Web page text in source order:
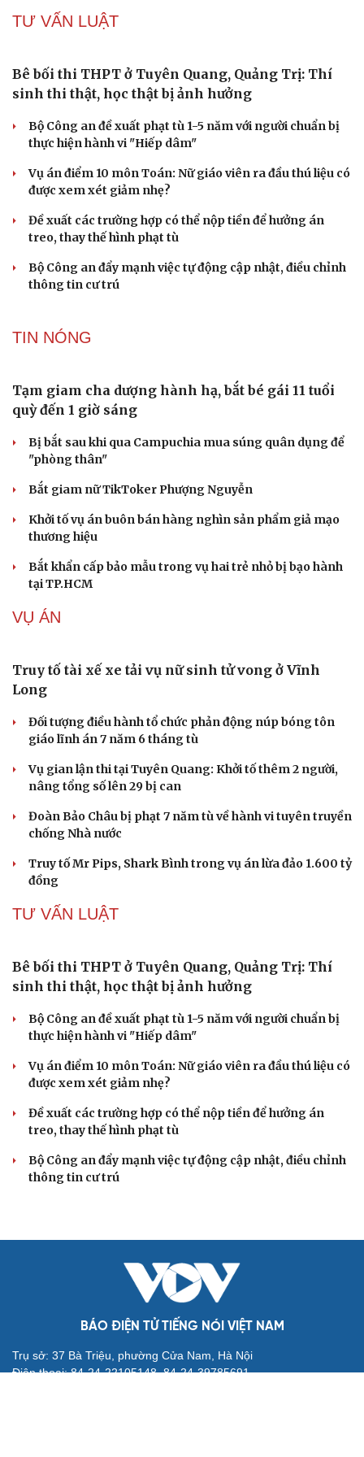
Cải chính
Hàng chục điểm sạt lở trên tỉnh lộ 543D ở Nghệ An do
mưa lớn
tại tuyến xã
Nọi, Nậm Lầu
Tìm kiếm 3 nữ du khách mất tích khi đang chụp ảnh tại
bán đảo Sơn Trà, Đà Nẵng
Bê bối thi THPT ở Tuyên Quang, Quảng Trị: Thí
sinh thi thật, học thật bị ảnh hưởng
Bộ Công an đề xuất phạt tù 1-5 năm với người chuẩn bị
thực hiện hành vi "Hiếp dâm"
Vụ án điểm 10 môn Toán: Nữ giáo viên ra đầu thú liệu có
được xem xét giảm nhẹ?
Đề xuất các trường hợp có thể nộp tiền để hưởng án
treo, thay thế hình phạt tù
Bộ Công an đẩy mạnh việc tự động cập nhật, điều chỉnh
TIN NÓNG
Tạm giam cha dượng hành hạ, bắt bé gái 11 tuổi
Bị bắt sau khi qua Campuchia mua súng quân dụng để
"phòng thân"
Bắt giam nữ TikToker Phượng Nguyễn
thương hiệu
tại TP.HCM
Truy tố tài xế xe tải vụ nữ sinh tử vong ở Vĩnh